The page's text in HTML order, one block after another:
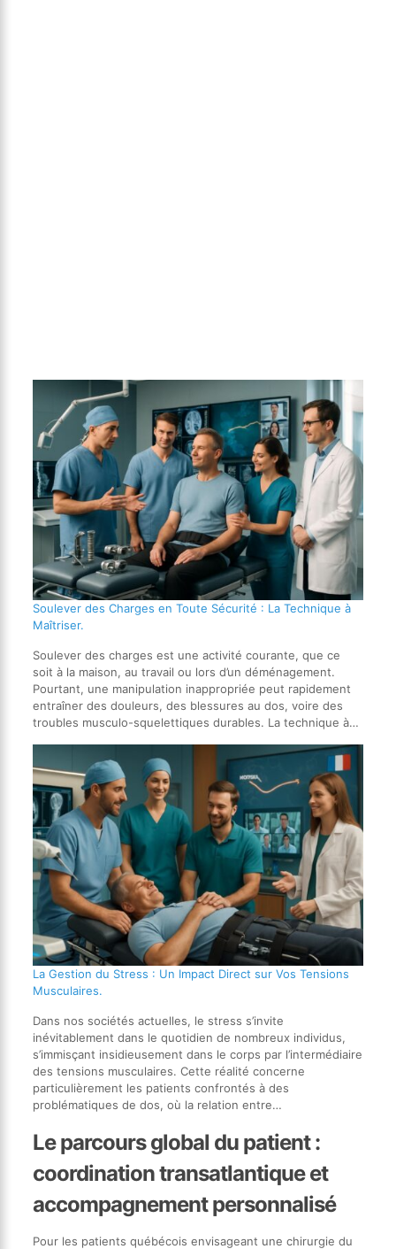
Soulever des Charges en Toute Sécurité : La Technique à
Maîtriser.
Soulever des charges est une activité courante, que ce
soit à la maison, au travail ou lors d’un déménagement.
Pourtant, une manipulation inappropriée peut rapidement
entraîner des douleurs, des blessures au dos, voire des
troubles musculo-squelettiques durables. La technique à…
La Gestion du Stress : Un Impact Direct sur Vos Tensions
Musculaires.
Dans nos sociétés actuelles, le stress s’invite
inévitablement dans le quotidien de nombreux individus,
s’immisçant insidieusement dans le corps par l’intermédiaire
des tensions musculaires. Cette réalité concerne
particulièrement les patients confrontés à des
problématiques de dos, où la relation entre…
Le parcours global du patient :
coordination transatlantique et
accompagnement personnalisé
Pour les patients québécois envisageant une chirurgie du